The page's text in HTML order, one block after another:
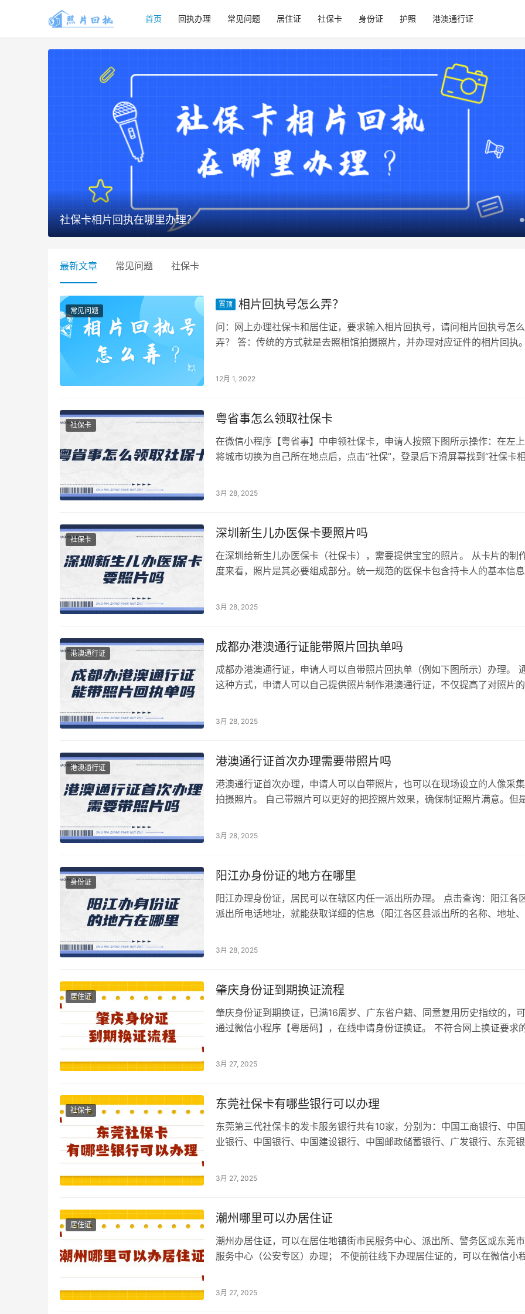
首页 回执办理 常见问题 居住证 社保卡 身份证 护照 港澳通行证
社保卡相片回执在哪里办理？
最新文章 常见问题 社保卡
常见问题
置顶 相片回执号怎么弄？
问：网上办理社保卡和居住证，要求输入相片回执号，请问相片回执号怎么
弄？ 答：传统的方式就是去照相馆拍摄照片，并办理对应证件的相片回执
12月 1, 2022
社保卡 粤省事怎么领取社保卡
在微信小程序【粤省事】中申领社保卡，申请人按照下图所示操作：在左
将城市切换为自己所在地点后，点击“社保”，登录后下滑屏幕找到“社保卡
3月 28, 2025
社保卡 深圳新生儿办医保卡要照片吗
在深圳给新生儿办医保卡（社保卡），需要提供宝宝的照片。 从卡片的制
度来看，照片是其必要组成部分。统一规范的医保卡包含持卡人的基本信息
3月 28, 2025
港澳通行证 成都办港澳通行证能带照片回执单吗
成都办港澳通行证，申请人可以自带照片回执单（例如下图所示）办理。
这种方式，申请人可以自己提供照片制作港澳通行证，不仅提高了对照片的
3月 28, 2025
港澳通行证 港澳通行证首次办理需要带照片吗
港澳通行证首次办理，申请人可以自带照片，也可以在现场设立的人像采
拍摄照片。 自己带照片可以更好的把控照片效果，确保制证照片满意。但
3月 28, 2025
身份证 阳江办身份证的地方在哪里
阳江办理身份证，居民可以在辖区内任一派出所办理。 点击查询：阳江各
派出所电话地址，就能获取详细的信息（阳江各区县派出所的名称、地址、
3月 28, 2025
居住证 肇庆身份证到期换证流程
肇庆身份证到期换证，已满16周岁、广东省户籍、同意复用历史指纹的，
通过微信小程序【粤居码】，在线申请身份证换证。 不符合网上换证要求
3月 27, 2025
社保卡 东莞社保卡有哪些银行可以办理
东莞第三代社保卡的发卡服务银行共有10家，分别为：中国工商银行、中
业银行、中国银行、中国建设银行、中国邮政储蓄银行、广发银行、东莞银
3月 27, 2025
居住证 潮州哪里可以办居住证
潮州办居住证，可以在居住地镇街市民服务中心、派出所、警务区或东莞
服务中心（公安专区）办理； 不便前往线下办理居住证的，可以在微信小
3月 27, 2025